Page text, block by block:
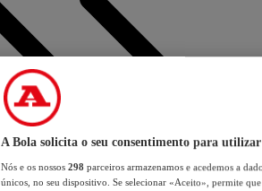
A Bola solicita o seu consentimento para utilizar
Nós e os nossos 298 parceiros armazenamos e acedemos a
únicos, no seu dispositivo. Se selecionar «Aceito», permite